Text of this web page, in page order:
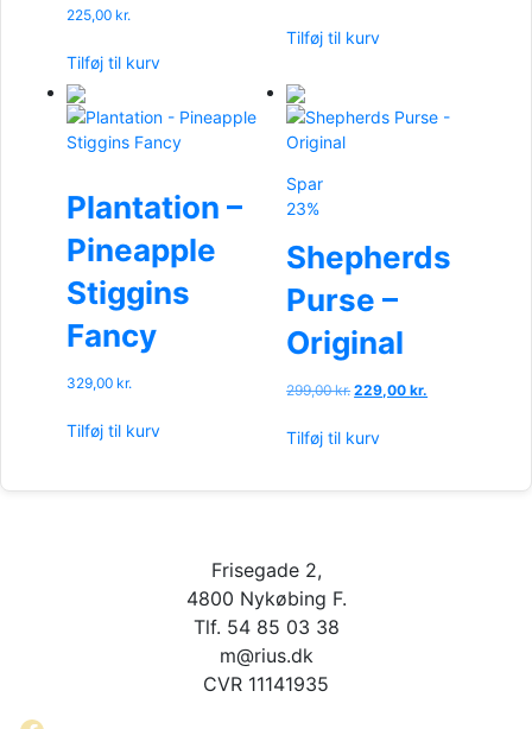
225,00 kr.
Tilføj til kurv
Tilføj til kurv
Plantation –
Pineapple
Stiggins
Fancy
329,00 kr.
Tilføj til kurv
Spar
23%
Shepherds
Purse –
Original
299,00kr. Den
pris
229,00kr.
Tilføj til kurv
Frisegade 2,
4800 Nykøbing F.
Tlf. 54 85 03 38
m@rius.dk
CVR 11141935